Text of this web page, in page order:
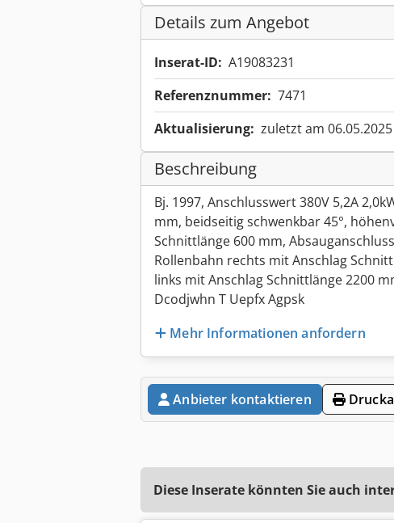
Details zum Angebot
Inserat-ID: A19083231
Referenznummer: 7471
Aktualisierung: zuletzt am 06.05.2025
Beschreibung
Bj. 1997, Anschlusswert 380V 5,2A
mm, beidseitig schwenkbar 45°,
Schnittlänge 600 mm,
Rollenbahn rechts mit Anschlag
links mit Anschlag Schnittlänge 2200
Dcodjwhn T Uepfx Agpsk
Mehr Informationen anfordern
Anbieter kontaktieren
Diese Inserate könnten Sie auch